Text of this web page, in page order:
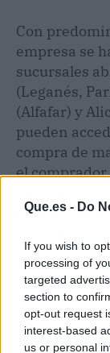
Que.es - Do
If you wish to
processing of
targeted
section to
opt-out request
interest-based
us or personal
Con
empresa se
sucursales
(Leganés,
(Alfafar) y
pueden
compra de
el
en
región o
cual se
Con
productos
% más